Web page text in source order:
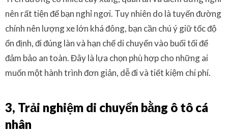
nên rất tiện để bạn nghỉ ngơi. Tuy nhiên do là tuyến đường
chính nên lượng xe lớn khá đông, bạn cần chú ý giữ tốc độ
ổn định, đi đúng làn và hạn chế di chuyển vào buổi tối để
đảm bảo an toàn. Đây là lựa chọn phù hợp cho những ai
muốn một hành trình đơn giản, dễ đi và tiết kiệm chi phí.
3, Trải nghiệm di chuyển bằng ô tô cá
nhân